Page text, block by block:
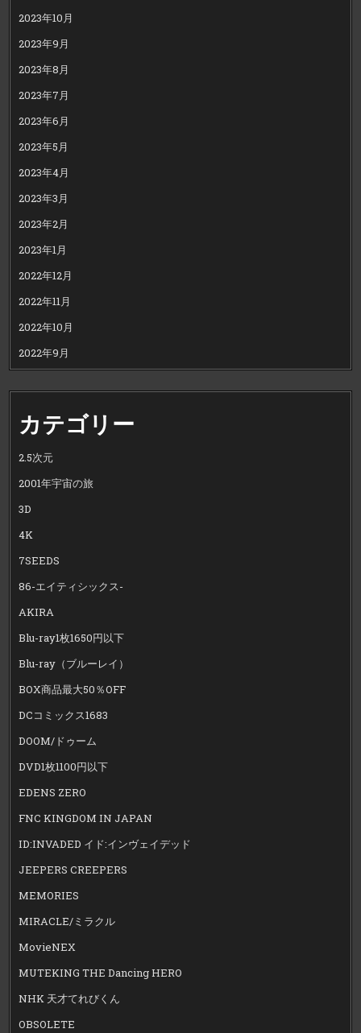
2023年10月
2023年9月
2023年8月
2023年7月
2023年6月
2023年5月
2023年4月
2023年3月
2023年2月
2023年1月
2022年12月
2022年11月
2022年10月
2022年9月
カテゴリー
2.5次元
2001年宇宙の旅
3D
4K
7SEEDS
86-エイティシックス-
AKIRA
Blu-ray1枚1650円以下
Blu-ray（ブルーレイ）
BOX商品最大50％OFF
DCコミックス1683
DOOM/ドゥーム
DVD1枚1100円以下
EDENS ZERO
FNC KINGDOM IN JAPAN
ID:INVADED イド:インヴェイデッド
JEEPERS CREEPERS
MEMORIES
MIRACLE/ミラクル
MovieNEX
MUTEKING THE Dancing HERO
NHK 天才てれびくん
OBSOLETE